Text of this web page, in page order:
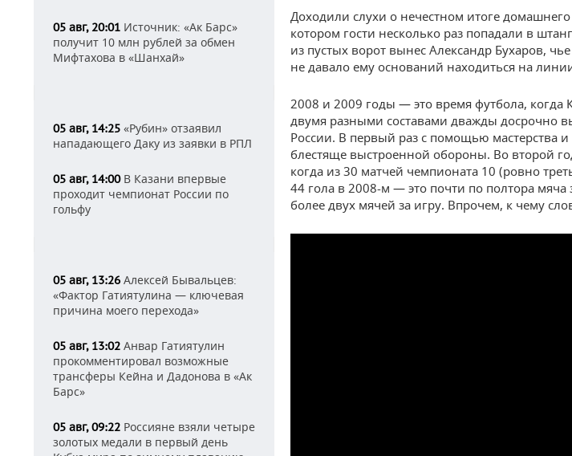
05 авг, 20:01 Источник: «Ак Барс»
получит 10 млн рублей за обмен
Мифтахова в «Шанхай»
05 авг, 14:25 «Рубин» отзаявил
нападающего Даку из заявки в РПЛ
05 авг, 14:00В Казани впервые
проходит чемпионат России по
гольфу
05 авг, 13:26 Алексей Бывальцев:
«Фактор Гатиятулина — ключевая
причина моего перехода»
05 авг, 13:02 Анвар Гатиятулин
прокомментировал возможные
трансферы Кейна и Дадонова в «Ак
Барс»
05 авг, 09:22 Россияне взяли четыре
золотых медали в первый день
Доходили слухи о нечестном итоге
котором гости несколько раз попадали в
из пустых ворот вынес Александр Бухаров,
не давало ему оснований находиться на
2008 и 2009 годы — это время футбола, когда
двумя разными составами дважды досрочно
России. В первый раз с помощью мастерства
блестяще выстроенной обороны. Во второй
когда из 30 матчей чемпионата 10 (ровно
44 гола в 2008-м — это почти по полтора
более двух мячей за игру. Впрочем, к чему